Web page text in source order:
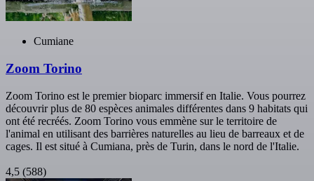
Cumiane
Zoom Torino
Zoom Torino est le premier bioparc immersif en Italie. Vous pourrez
découvrir plus de 80 espèces animales différentes dans 9 habitats qui
ont été recréés. Zoom Torino vous emmène sur le territoire de
l'animal en utilisant des barrières naturelles au lieu de barreaux et de
cages. Il est situé à Cumiana, près de Turin, dans le nord de l'Italie.
4,5 (588)